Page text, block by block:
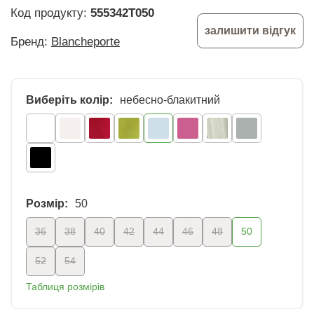
Код продукту: 555342T050
Бренд: Blancheporte
залишити відгук
Виберіть колір: небесно-блакитний
Розмір: 50
36 38 40 42 44 46 48 50
52 54
Таблиця розмірів